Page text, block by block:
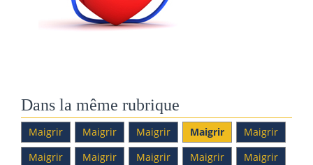
Dans la même rubrique
Maigrir Maigrir Maigrir Maigrir
Maigrir
Maigrir
Maigrir Maigrir Maigrir
Maigrir